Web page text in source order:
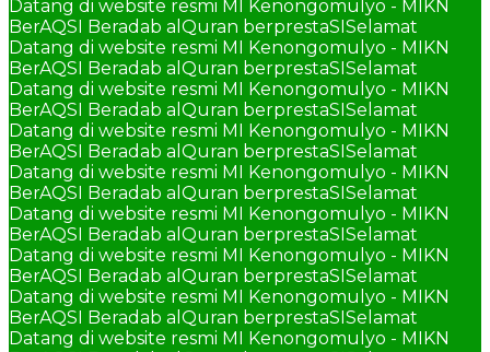
Datang di website resmi MI Kenongomulyo - MIKN
BerAQSI Beradab alQuran berprestaSISelamat
Datang di website resmi MI Kenongomulyo - MIKN
BerAQSI Beradab alQuran berprestaSISelamat
Datang di website resmi MI Kenongomulyo - MIKN
BerAQSI Beradab alQuran berprestaSISelamat
Datang di website resmi MI Kenongomulyo - MIKN
BerAQSI Beradab alQuran berprestaSISelamat
Datang di website resmi MI Kenongomulyo - MIKN
BerAQSI Beradab alQuran berprestaSISelamat
Datang di website resmi MI Kenongomulyo - MIKN
BerAQSI Beradab alQuran berprestaSISelamat
Datang di website resmi MI Kenongomulyo - MIKN
BerAQSI Beradab alQuran berprestaSISelamat
Datang di website resmi MI Kenongomulyo - MIKN
BerAQSI Beradab alQuran berprestaSISelamat
Datang di website resmi MI Kenongomulyo - MIKN